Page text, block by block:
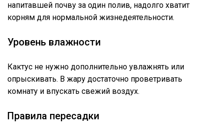
напитавшей почву за один полив, надолго хватит
корням для нормальной жизнедеятельности.
Уровень влажности
Кактус не нужно дополнительно увлажнять или
опрыскивать. В жару достаточно проветривать
комнату и впускать свежий воздух.
Правила пересадки